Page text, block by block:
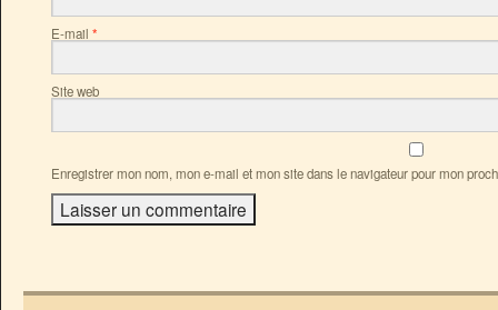
E-mail *
Site web
Enregistrer mon nom, mon e-mail et mon site dans le navigateur pour mon